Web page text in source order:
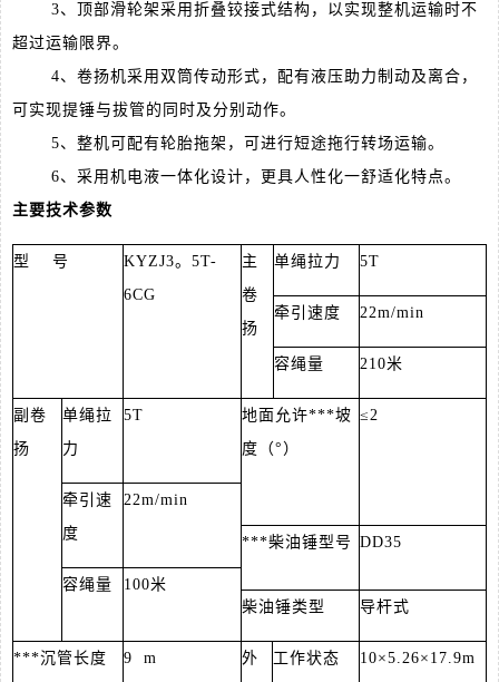
3、顶部滑轮架采用折叠铰接式结构，以实现整机运输时不
超过运输限界。
4、卷扬机采用双筒传动形式，配有液压助力制动及离合，
可实现提锤与拔管的同时及分别动作。
5、整机可配有轮胎拖架，可进行短途拖行转场运输。
6、采用机电液一体化设计，更具人性化一舒适化特点。
主要技术参数
型 号
KYZJ3。5T-
6CG
主
卷
扬
单绳拉力 5T
牵引速度 22m/min
容绳量 210米
副卷
扬
单绳拉
力
5T
地面允许***坡
度（°）
≤2
牵引速
度
22m/min
***柴油锤型号 DD35
容绳量
100米
柴油锤类型
导杆式
***沉管长度 9 m
外
工作状态
10×5.26×17.9m